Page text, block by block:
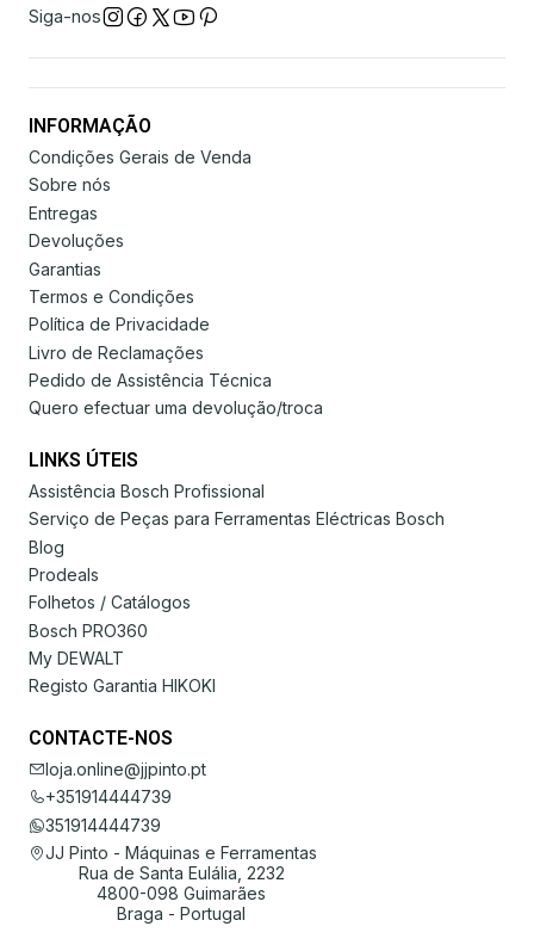
Siga-nos
INFORMAÇÃO
Condições Gerais de Venda
Sobre nós
Entregas
Devoluções
Garantias
Termos e Condições
Política de Privacidade
Livro de Reclamações
Pedido de Assistência Técnica
Quero efectuar uma devolução/troca
LINKS ÚTEIS
Assistência Bosch Profissional
Serviço de Peças para Ferramentas Eléctricas Bosch
Blog
Prodeals
Folhetos / Catálogos
Bosch PRO360
My DEWALT
Registo Garantia HIKOKI
CONTACTE-NOS
loja.online@jjpinto.pt
+351914444739
351914444739
JJ Pinto - Máquinas e Ferramentas
Rua de Santa Eulália, 2232
4800-098 Guimarães
Braga - Portugal